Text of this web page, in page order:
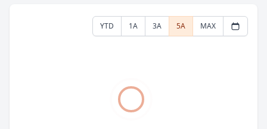
YTD 1A 3A 5A MAX